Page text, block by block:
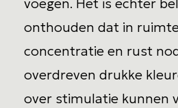
voegen. Het is echter
onthouden dat in
concentratie en rust
overdreven drukke
over stimulatie kunnen